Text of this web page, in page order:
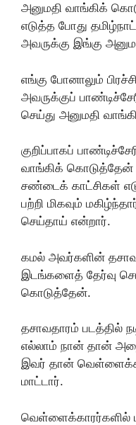
அனுமதி வாங்கிக்
எடுத்த போது
அவருக்கு இங்கு
எங்கு போனாலும்
அவருக்குப்
செய்து அனுமதி
குறிப்பாகப்
வாங்கிக் கொடுத்தேன்
சண்டைக் காட்சிகள்
பற்றி மிகவும்
செய்தாய் என்றார்.
கமல் அவர்களின்
இடங்களைத் தேர்வு
கொடுத்தேன்.
தசாவதாரம் படத்தில்
எல்லாம் நான் தான்
இவர் தான்
மாட்டார்.
வெள்ளைக்காரர்களில்